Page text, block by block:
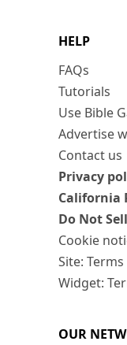
HELP
FAQs
Tutorials
Use Bible
Advertise
Contact us
Privacy
California
Do Not
Cookie
Site:
Widget:
OUR